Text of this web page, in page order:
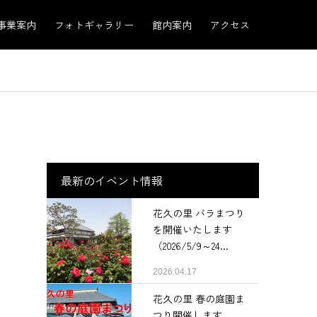
業案内 フォトギャラリー 館内案内 アクセス
最新のイベント情報
花久の里 バラまつり
を開催いたします
（2026/5/9～24...
2026.04.17
花久の里 春の庭園ま